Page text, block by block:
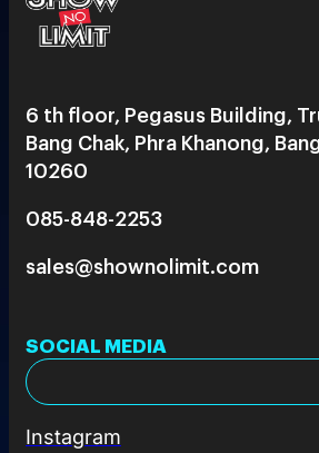
6 th floor, Pegasus Building,
Bang Chak, Phra Khanong,
10260
085-848-2253
sales@shownolimit.com
SOCIAL MEDIA
Instagram